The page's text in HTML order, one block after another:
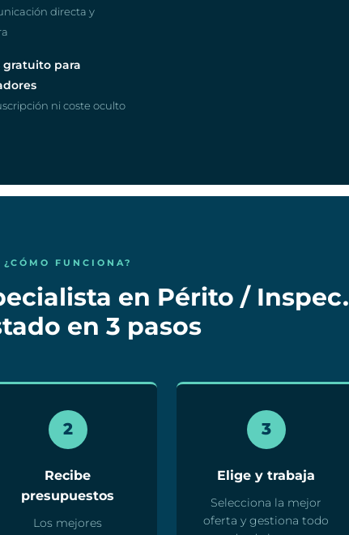
directa y
gratuito para
ni coste oculto
¿CÓMO FUNCIONA?
en Périto / Inspec.
en 3 pasos
2
Recibe
presupuestos
Los mejores
3
Elige y trabaja
Selecciona la mejor
oferta y gestiona todo